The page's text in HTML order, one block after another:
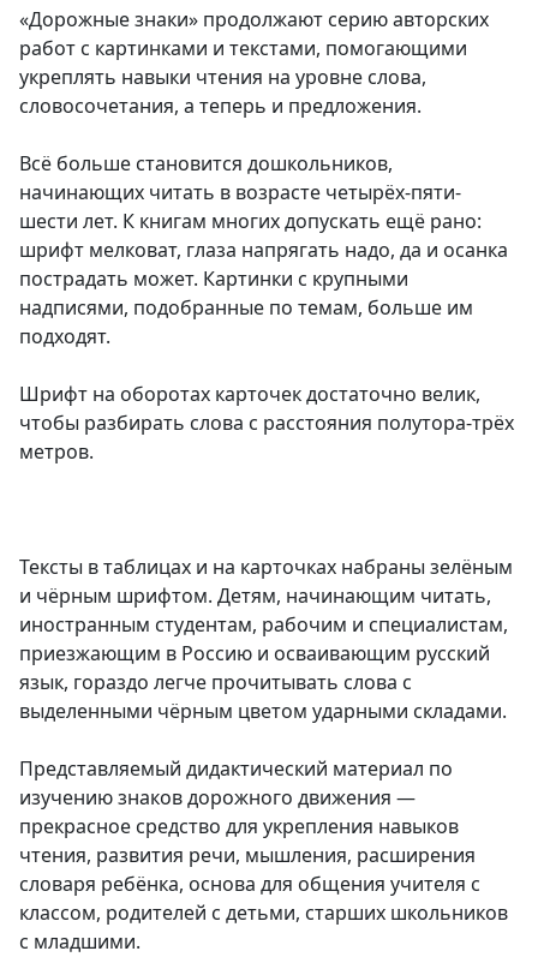
«Дорожные знаки» продолжают серию авторских
работ с картинками и текстами, помогающими
укреплять навыки чтения на уровне слова,
словосочетания, а теперь и предложения.
Всё больше становится дошкольников,
начинающих читать в возрасте четырёх-пяти-
шести лет. К книгам многих допускать ещё рано:
шрифт мелковат, глаза напрягать надо, да и осанка
пострадать может. Картинки с крупными
надписями, подобранные по темам, больше им
подходят.
Шрифт на оборотах карточек достаточно велик,
чтобы разбирать слова с расстояния полутора-трёх
метров.
Тексты в таблицах и на карточках набраны зелёным
и чёрным шрифтом. Детям, начинающим читать,
иностранным студентам, рабочим и специалистам,
приезжающим в Россию и осваивающим русский
язык, гораздо легче прочитывать слова с
выделенными чёрным цветом ударными складами.
Представляемый дидактический материал по
изучению знаков дорожного движения —
прекрасное средство для укрепления навыков
чтения, развития речи, мышления, расширения
словаря ребёнка, основа для общения учителя с
классом, родителей с детьми, старших школьников
с младшими.